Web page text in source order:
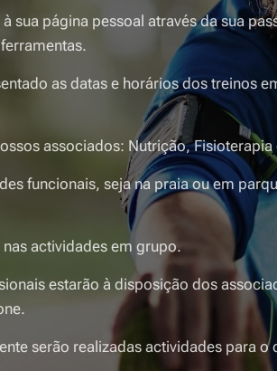
sua página pessoal através da sua
as datas e horários dos treinos
associados: Nutrição, Fisioterapia
funcionais, seja na praia ou em
actividades em grupo.
estarão à disposição dos
serão realizadas actividades para